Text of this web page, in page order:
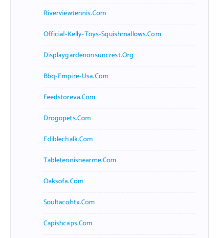
Riverviewtennis.com
Official-Kelly-Toys-Squishmallows.com
Displaygardenonsuncrest.org
Bbq-Empire-Usa.com
Feedstoreva.com
Drogopets.com
Ediblechalk.com
Tabletennisnearme.com
Oaksofa.com
Soultacohtx.com
Capishcaps.com